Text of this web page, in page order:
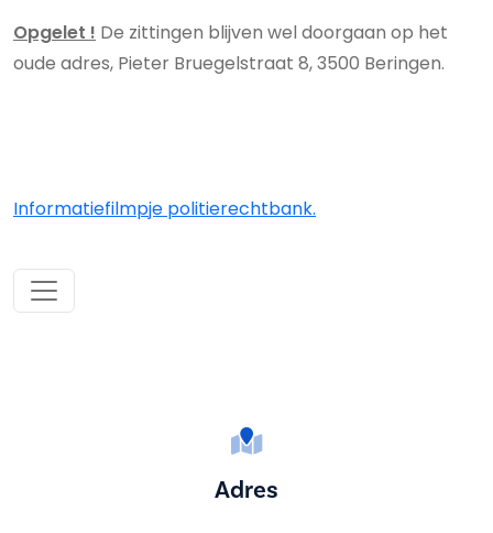
Opgelet ! De zittingen blijven wel doorgaan op het
oude adres, Pieter Bruegelstraat 8, 3500 Beringen.
Informatiefilmpje politierechtbank.
Adres